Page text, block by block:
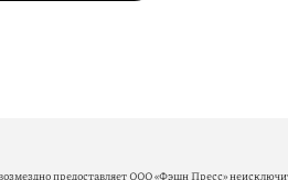
предоставляет ООО «Фэшн Пресс»